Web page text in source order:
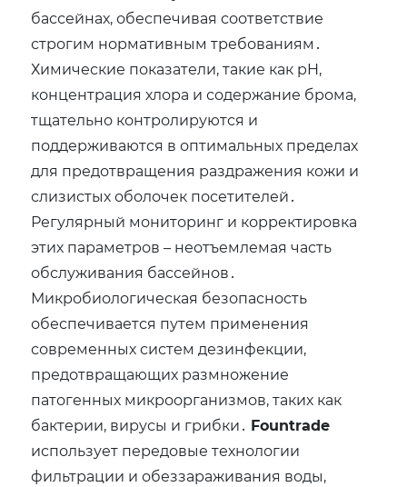
бассейнах‚ обеспечивая соответствие
строгим нормативным требованиям․
Химические показатели‚ такие как pH‚
концентрация хлора и содержание брома‚
тщательно контролируются и
поддерживаются в оптимальных пределах
для предотвращения раздражения кожи и
слизистых оболочек посетителей․
Регулярный мониторинг и корректировка
этих параметров – неотъемлемая часть
обслуживания бассейнов․
Микробиологическая безопасность
обеспечивается путем применения
современных систем дезинфекции‚
предотвращающих размножение
патогенных микроорганизмов‚ таких как
бактерии‚ вирусы и грибки․ Fountrade
использует передовые технологии
фильтрации и обеззараживания воды‚